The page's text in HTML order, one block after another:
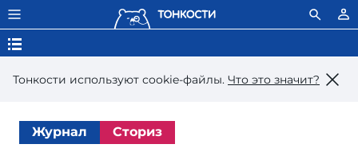
Тонкости используют сookie-файлы. Что это значит?
Журнал Сториз